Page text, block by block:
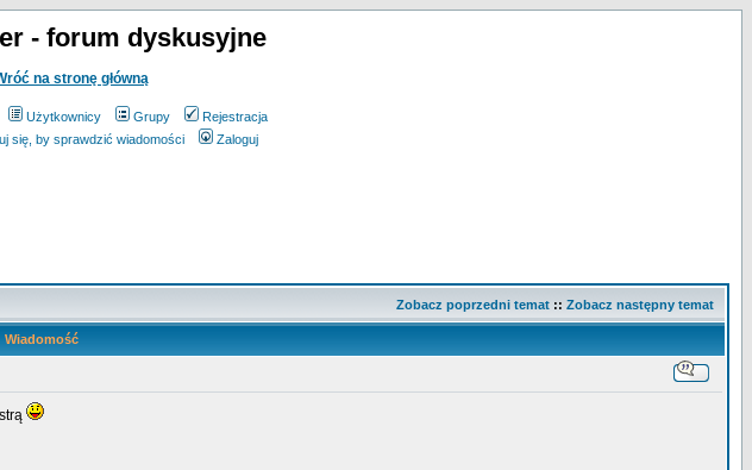
- forum dyskusyjne
na stronę główną
Użytkownicy Grupy
Rejestracja
się, by sprawdzić wiadomości Zaloguj
Zobacz poprzedni temat :: Zobacz następny temat
Wiadomość